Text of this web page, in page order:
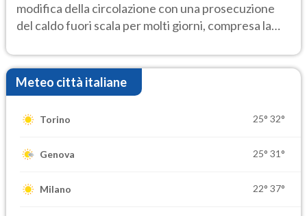
modifica della circolazione con una prosecuzione
del caldo fuori scala per molti giorni, compresa la
Meteo città italiane
Torino 25° 32°
Genova 25° 31°
Milano 22° 37°